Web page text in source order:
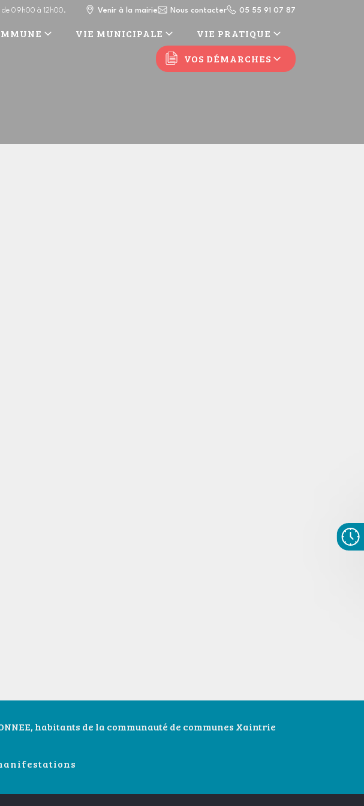
de 09h00 à 12h00. Venir à la mairie Nous contacter 05 55 91 07 87
VIE MUNICIPALE VIE PRATIQUE
VOS DÉMARCHES
habitants de la communauté de communes Xaintrie